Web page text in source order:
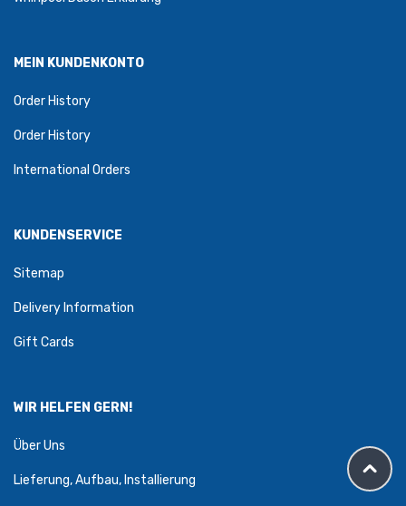
MEIN KUNDENKONTO
Order History
Order History
International Orders
KUNDENSERVICE
Sitemap
Delivery Information
Gift Cards
WIR HELFEN GERN!
Über Uns
Lieferung, Aufbau, Installierung